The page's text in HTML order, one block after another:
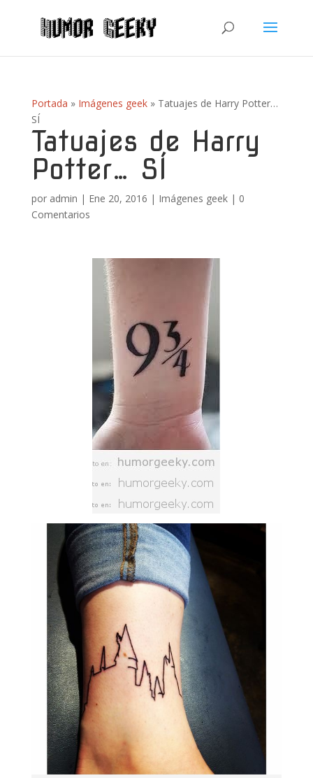
Portada » Imágenes geek» Tatuajes de Harry Potter…
SÍ
Tatuajes de Harry
Potter… SÍ
por admin | Ene 20, 2016 | Imágenes geek| 0
Comentarios